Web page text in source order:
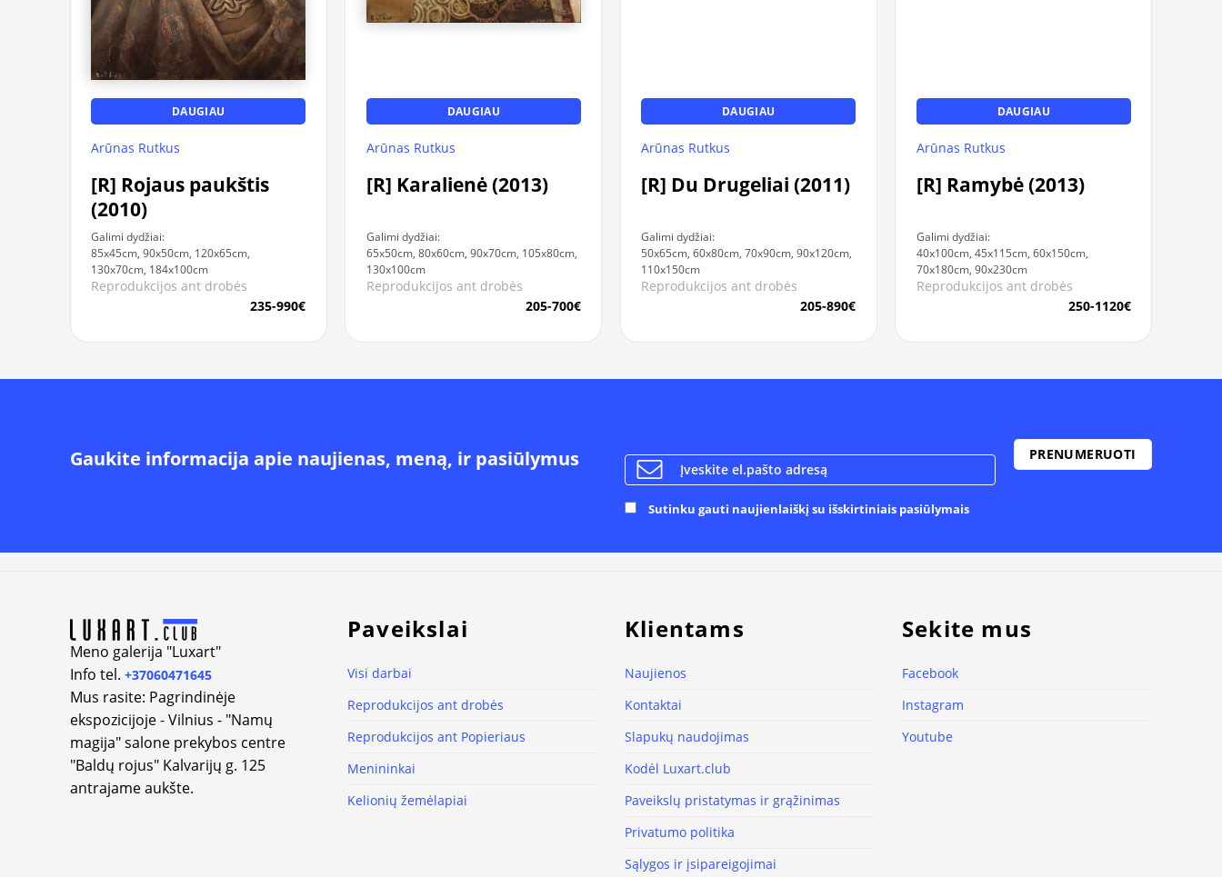
DAUGIAU
Arūnas Rutkus
[R] Rojaus paukštis
(2010)
Galimi dydžiai:
85x45cm, 90x50cm, 120x65cm,
130x70cm, 184x100cm
Reprodukcijos ant drobės
235-990€
DAUGIAU
Arūnas Rutkus
[R] Karalienė (2013)
Galimi dydžiai:
65x50cm, 80x60cm, 90x70cm, 105x80cm,
130x100cm
Reprodukcijos ant drobės
205-700€
DAUGIAU
Arūnas Rutkus
[R] Du Drugeliai (2011)
Galimi dydžiai:
50x65cm, 60x80cm, 70x90cm, 90x120cm,
110x150cm
Reprodukcijos ant drobės
205-890€
DAUGIAU
Arūnas Rutkus
[R] Ramybė (2013)
Galimi dydžiai:
40x100cm, 45x115cm, 60x150cm,
70x180cm, 90x230cm
Reprodukcijos ant drobės
250-1120€
Gaukite informacija apie naujienas, meną, ir pasiūlymus
Sutinku gauti naujienlaiškį su išskirtiniais pasiūlymais
Meno galerija "Luxart"
Info tel. +37060471645
Mus rasite: Pagrindinėje
ekspozicijoje - Vilnius - "Namų
magija" salone prekybos centre
"Baldų rojus" Kalvarijų g. 125
antrajame aukšte.
Paveikslai
Visi darbai
Reprodukcijos ant drobės
Reprodukcijos ant Popieriaus
Menininkai
Kelionių žemėlapiai
Klientams
Naujienos
Kontaktai
Slapukų naudojimas
Kodėl Luxart.club
Paveikslų pristatymas ir grąžinimas
Privatumo politika
Sąlygos ir įsipareigojimai
Sekite mus
Facebook
Instagram
Youtube